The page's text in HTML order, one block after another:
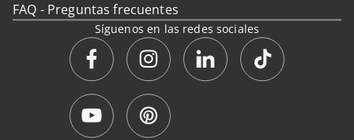
FAQ - Preguntas frecuentes
Síguenos en las redes sociales